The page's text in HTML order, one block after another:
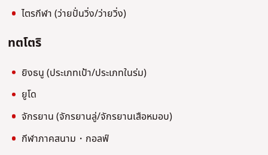
ไตรกีฬา (ว่ายปั่นวิ่ง/ว่ายวิ่ง)
ทตโตริ
ยิงธนู (ประเภทเป้า/ประเภทในร่ม)
ยูโด
จักรยาน (จักรยานลู่/จักรยานเสือหมอบ)
กีฬาภาคสนาม・กอลฟ์